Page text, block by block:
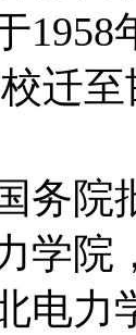
1958
迁
务
学院
电力